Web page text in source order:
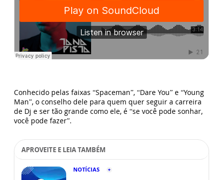
Conhecido pelas faixas “Spaceman”, “Dare You” e “Young
Man”, o conselho dele para quem quer seguir a carreira
de Dj e ser tão grande como ele, é “se você pode sonhar,
você pode fazer”.
APROVEITE E LEIA TAMBÉM
NOTÍCIAS